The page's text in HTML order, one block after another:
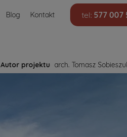
Blog Kontakt tel: 577 007
Autor projektu arch. Tomasz